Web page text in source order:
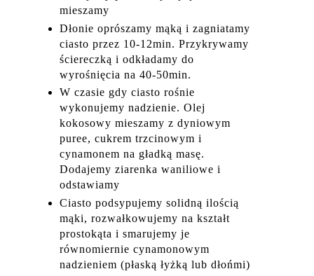
mieszamy
Dłonie oprószamy mąką i zagniatamy
ciasto przez 10-12min. Przykrywamy
ściereczką i odkładamy do
wyrośnięcia na 40-50min.
W czasie gdy ciasto rośnie
wykonujemy nadzienie. Olej
kokosowy mieszamy z dyniowym
puree, cukrem trzcinowym i
cynamonem na gładką masę.
Dodajemy ziarenka waniliowe i
odstawiamy
Ciasto podsypujemy solidną ilością
mąki, rozwałkowujemy na kształt
prostokąta i smarujemy je
równomiernie cynamonowym
nadzieniem (płaską łyżką lub dłońmi)